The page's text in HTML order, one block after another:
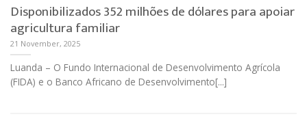
Disponibilizados 352 milhões de dólares para apoiar
agricultura familiar
21 November, 2025
Luanda – O Fundo Internacional de Desenvolvimento Agrícola
(FIDA) e o Banco Africano de Desenvolvimento[...]